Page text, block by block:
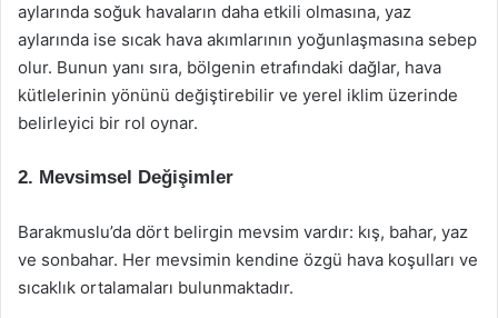
aylarında soğuk havaların daha etkili olmasına, yaz
aylarında ise sıcak hava akımlarının yoğunlaşmasına sebep
olur. Bunun yanı sıra, bölgenin etrafındaki dağlar, hava
kütlelerinin yönünü değiştirebilir ve yerel iklim üzerinde
belirleyici bir rol oynar.
2. Mevsimsel Değişimler
Barakmuslu’da dört belirgin mevsim vardır: kış, bahar, yaz
ve sonbahar. Her mevsimin kendine özgü hava koşulları ve
sıcaklık ortalamaları bulunmaktadır.